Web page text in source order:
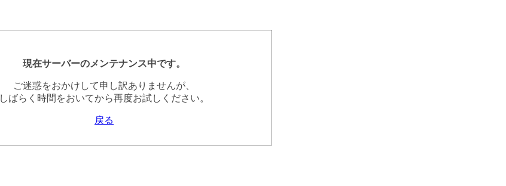
現在サーバーのメンテナンス中です。
ご迷惑をおかけして申し訳ありませんが、
しばらく時間をおいてから再度お試しください。
戻る